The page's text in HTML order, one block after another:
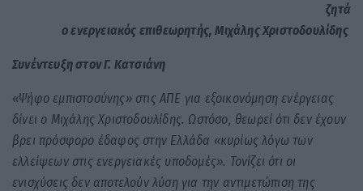
ζητά
ο ενεργειακός επιθεωρητής, Μιχάλης Χριστοδουλίδης
Συνέντευξη στον Γ. Κατσιάνη
«Ψήφο εμπιστοσύνης» στις ΑΠΕ για εξοικονόμηση ενέργειας
δίνει ο Μιχάλης Χριστοδουλίδης. Ωστόσο, θεωρεί ότι δεν έχουν
βρει πρόσφορο έδαφος στην Ελλάδα «κυρίως λόγω των
ελλείψεων στις ενεργειακές υποδομές». Τονίζει ότι οι
ενισχύσεις δεν αποτελούν λύση για την αντιμετώπιση της